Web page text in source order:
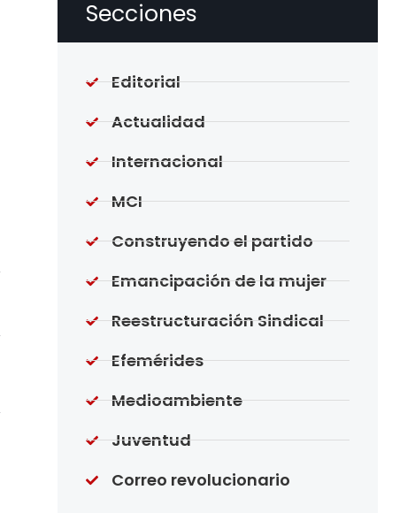
Secciones
Editorial
Actualidad
Internacional
MCI
Construyendo el partido
Emancipación de la mujer
Reestructuración Sindical
Efemérides
Medioambiente
Juventud
Correo revolucionario